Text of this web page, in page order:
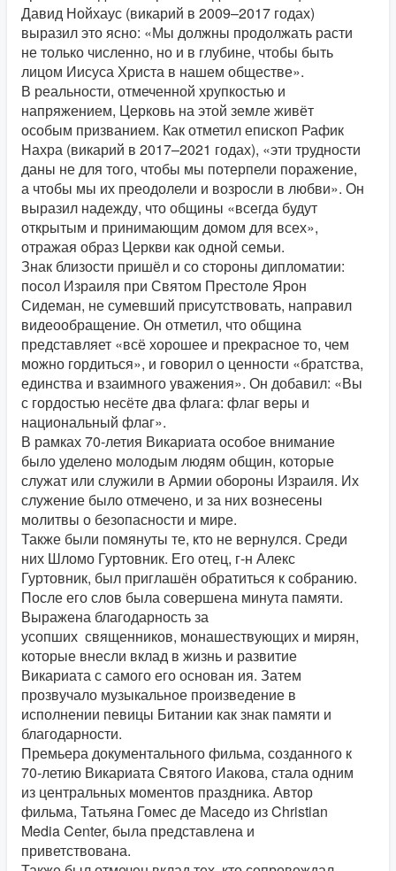
Давид Нойхаус (викарий в 2009–2017 годах)
выразил это ясно: «Мы должны продолжать расти
не только численно, но и в глубине, чтобы быть
лицом Иисуса Христа в нашем обществе».
В реальности, отмеченной хрупкостью и
напряжением, Церковь на этой земле живёт
особым призванием. Как отметил епископ Рафик
Нахра (викарий в 2017–2021 годах), «эти трудности
даны не для того, чтобы мы потерпели поражение,
а чтобы мы их преодолели и возросли в любви». Он
выразил надежду, что общины «всегда будут
открытым и принимающим домом для всех»,
отражая образ Церкви как одной семьи.
Знак близости пришёл и со стороны дипломатии:
посол Израиля при Святом Престоле Ярон
Сидеман, не сумевший присутствовать, направил
видеообращение. Он отметил, что община
представляет «всё хорошее и прекрасное то, чем
можно гордиться», и говорил о ценности «братства,
единства и взаимного уважения». Он добавил: «Вы
с гордостью несёте два флага: флаг веры и
национальный флаг».
В рамках 70-летия Викариата особое внимание
было уделено молодым людям общин, которые
служат или служили в Армии обороны Израиля. Их
служение было отмечено, и за них вознесены
молитвы о безопасности и мире.
Также были помянуты те, кто не вернулся. Среди
них Шломо Гуртовник. Его отец, г-н Алекс
Гуртовник, был приглашён обратиться к собранию.
После его слов была совершена минута памяти.
Выражена благодарность за
усопших священников, монашествующих и мирян,
которые внесли вклад в жизнь и развитие
Викариата с самого его основан ия. Затем
прозвучало музыкальное произведение в
исполнении певицы Битании как знак памяти и
благодарности.
Премьера документального фильма, созданного к
70-летию Викариата Святого Иакова, стала одним
из центральных моментов праздника. Автор
фильма, Татьяна Гомес де Маседо из Christian
Media Center, была представлена и
приветствована.